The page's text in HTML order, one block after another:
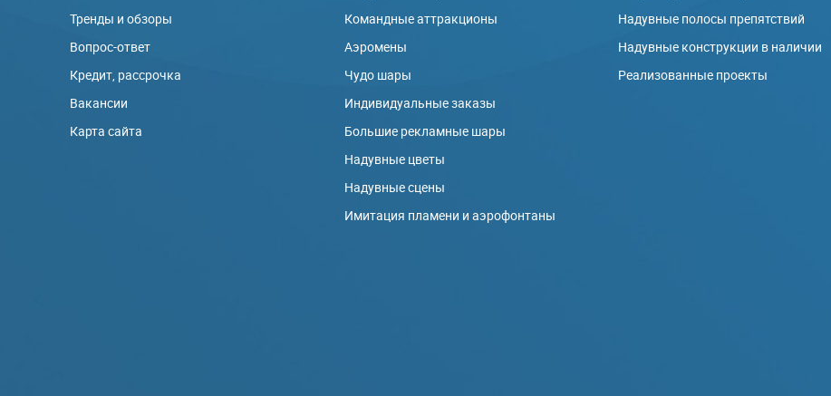
Тренды и обзоры
Вопрос-ответ
Кредит, рассрочка
Вакансии
Карта сайта
Командные аттракционы
Аэромены
Чудо шары
Индивидуальные заказы
Большие рекламные шары
Надувные цветы
Надувные сцены
Имитация пламени и аэрофонтаны
Надувные полосы препятствий
Надувные конструкции в наличии
Реализованные проекты